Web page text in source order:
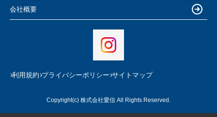
会社概要
利用規約 プライバシーポリシー サイトマップ
Copyright(c) 株式会社愛信 All Rights Reserved.